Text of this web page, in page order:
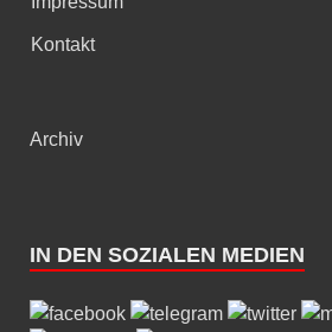
Kontakt
Archiv
IN DEN SOZIALEN MEDIEN